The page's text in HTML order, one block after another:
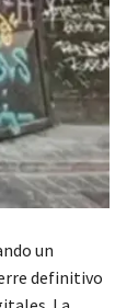
un
definitivo